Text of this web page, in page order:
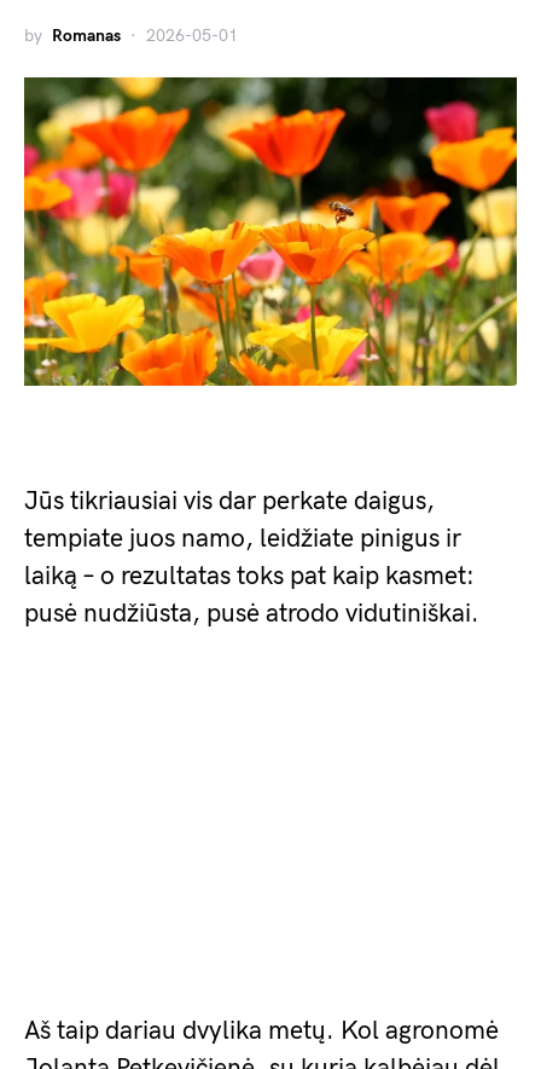
by Romanas 2026-05-01
Jūs tikriausiai vis dar perkate daigus,
tempiate juos namo, leidžiate pinigus ir
laiką – o rezultatas toks pat kaip kasmet:
pusė nudžiūsta, pusė atrodo vidutiniškai.
Aš taip dariau dvylika metų. Kol agronomė